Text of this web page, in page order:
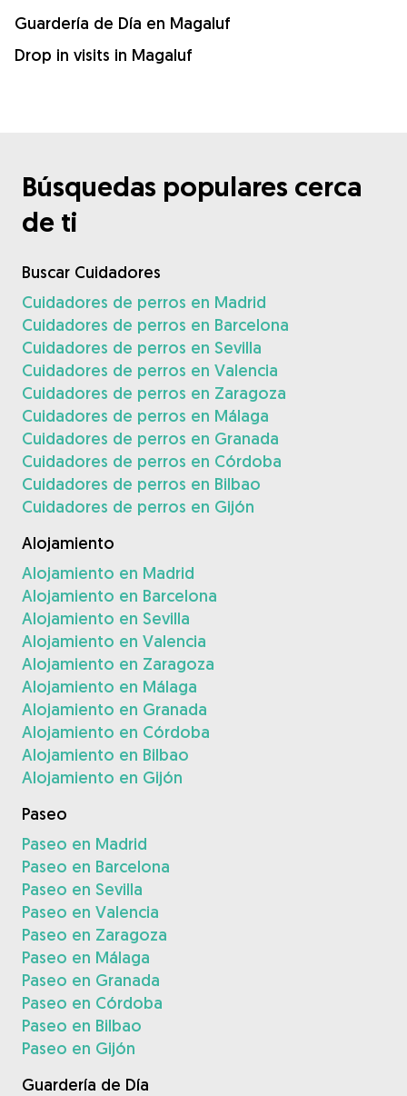
Guardería de Día en Magaluf
Drop in visits in Magaluf
Búsquedas populares cerca
de ti
Buscar Cuidadores
Cuidadores de perros en Madrid
Cuidadores de perros en Barcelona
Cuidadores de perros en Sevilla
Cuidadores de perros en Valencia
Cuidadores de perros en Zaragoza
Cuidadores de perros en Málaga
Cuidadores de perros en Granada
Cuidadores de perros en Córdoba
Cuidadores de perros en Bilbao
Cuidadores de perros en Gijón
Alojamiento
Alojamiento en Madrid
Alojamiento en Barcelona
Alojamiento en Sevilla
Alojamiento en Valencia
Alojamiento en Zaragoza
Alojamiento en Málaga
Alojamiento en Granada
Alojamiento en Córdoba
Alojamiento en Bilbao
Alojamiento en Gijón
Paseo
Paseo en Madrid
Paseo en Barcelona
Paseo en Sevilla
Paseo en Valencia
Paseo en Zaragoza
Paseo en Málaga
Paseo en Granada
Paseo en Córdoba
Paseo en Bilbao
Paseo en Gijón
Guardería de Día